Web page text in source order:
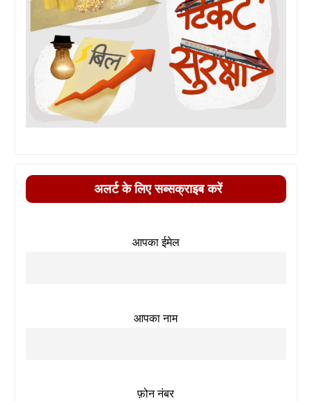
अलर्ट के लिए सब्सक्राइब करें
आपका ईमेल
आपका नाम
फ़ोन नंबर